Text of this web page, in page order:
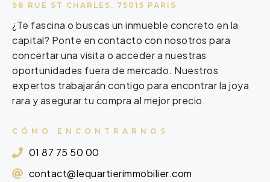
98 RUE ST CHARLES, 75015 PARIS
¿Te fascina o buscas un inmueble concreto en la
capital? Ponte en contacto con nosotros para
concertar una visita o acceder a nuestras
oportunidades fuera de mercado. Nuestros
expertos trabajarán contigo para encontrar la joya
rara y asegurar tu compra al mejor precio.
CÓMO ENCONTRARNOS
01 87 75 50 00
contact@lequartierimmobilier.com